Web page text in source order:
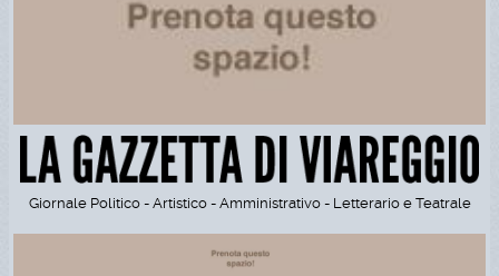
Giornale Politico - Artistico - Amministrativo - Letterario e Teatrale